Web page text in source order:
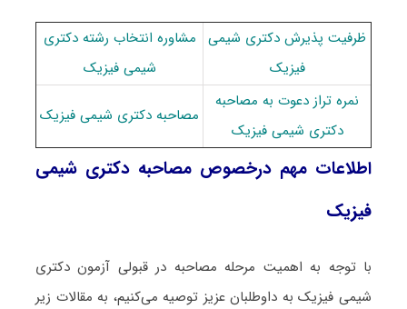
ظرفیت پذیرش دکتری شیمی
فیزیک
مشاوره انتخاب رشته دکتری
شیمی فیزیک
نمره تراز دعوت به مصاحبه
دکتری شیمی فیزیک
مصاحبه دکتری شیمی فیزیک
اطلاعات مهم درخصوص مصاحبه دکتری شیمی
فیزیک
با توجه به اهمیت مرحله مصاحبه در قبولی آزمون دکتری
شیمی فیزیک به داوطلبان عزیز توصیه می‌کنیم، به مقالات زیر